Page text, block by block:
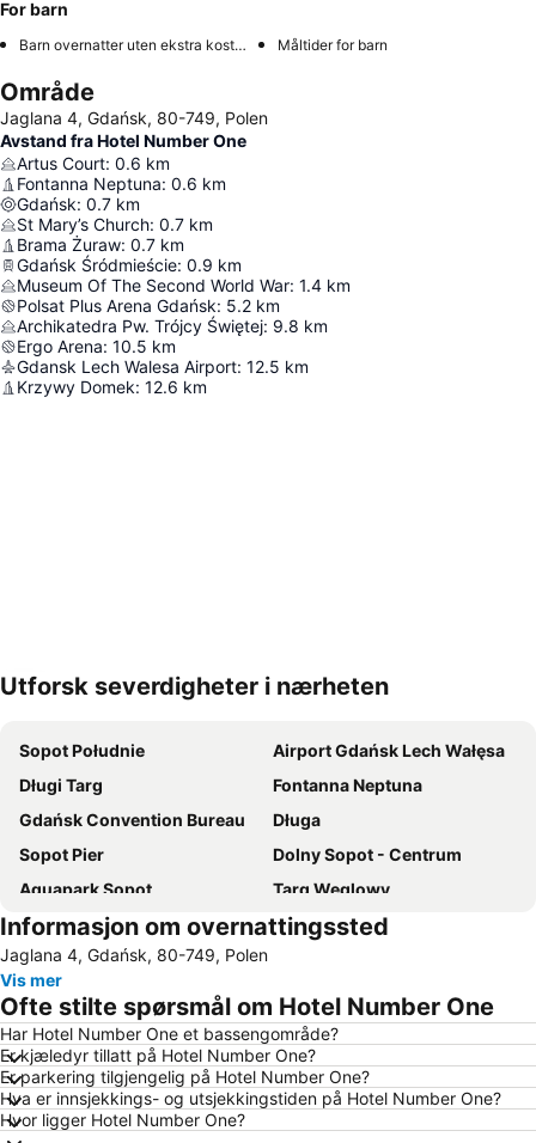
For barn
Barn overnatter uten ekstra kostnad Måltider for barn
Område
Jaglana 4, Gdańsk, 80-749, Polen
Avstand fra Hotel Number One
Artus Court: 0.6 km
Fontanna Neptuna: 0.6 km
Gdańsk: 0.7 km
St Mary’s Church: 0.7 km
Brama Żuraw: 0.7 km
Gdańsk Śródmieście: 0.9 km
Museum Of The Second World War: 1.4 km
Polsat Plus Arena Gdańsk: 5.2 km
Archikatedra Pw. Trójcy Świętej: 9.8 km
Ergo Arena: 10.5 km
Gdansk Lech Walesa Airport: 12.5 km
Krzywy Domek: 12.6 km
Utforsk severdigheter i nærheten
Sopot Południe
Airport Gdańsk Lech Wałęsa
Długi Targ
Fontanna Neptuna
Gdańsk Convention Bureau
Długa
Sopot Pier
Dolny Sopot - Centrum
Aquapark Sopot
Targ Węglowy
Port of Gdańsk
Jelitkowo
Main Town Hall
Oliwa
Marina Sopot
Galeria Bałtycka
St Marys Church
Ergo Arena
New Port Beach
Śródmieście
Śródmieście Beach
Brzeźno 1
Przymorze
Informasjon om overnattingssted
Jaglana 4, Gdańsk, 80-749, Polen
Vis mer
Ofte stilte spørsmål om Hotel Number One
Har Hotel Number One et bassengområde?
Er kjæledyr tillatt på Hotel Number One?
Er parkering tilgjengelig på Hotel Number One?
Hva er innsjekkings- og utsjekkingstiden på Hotel Number One?
Hvor ligger Hotel Number One?